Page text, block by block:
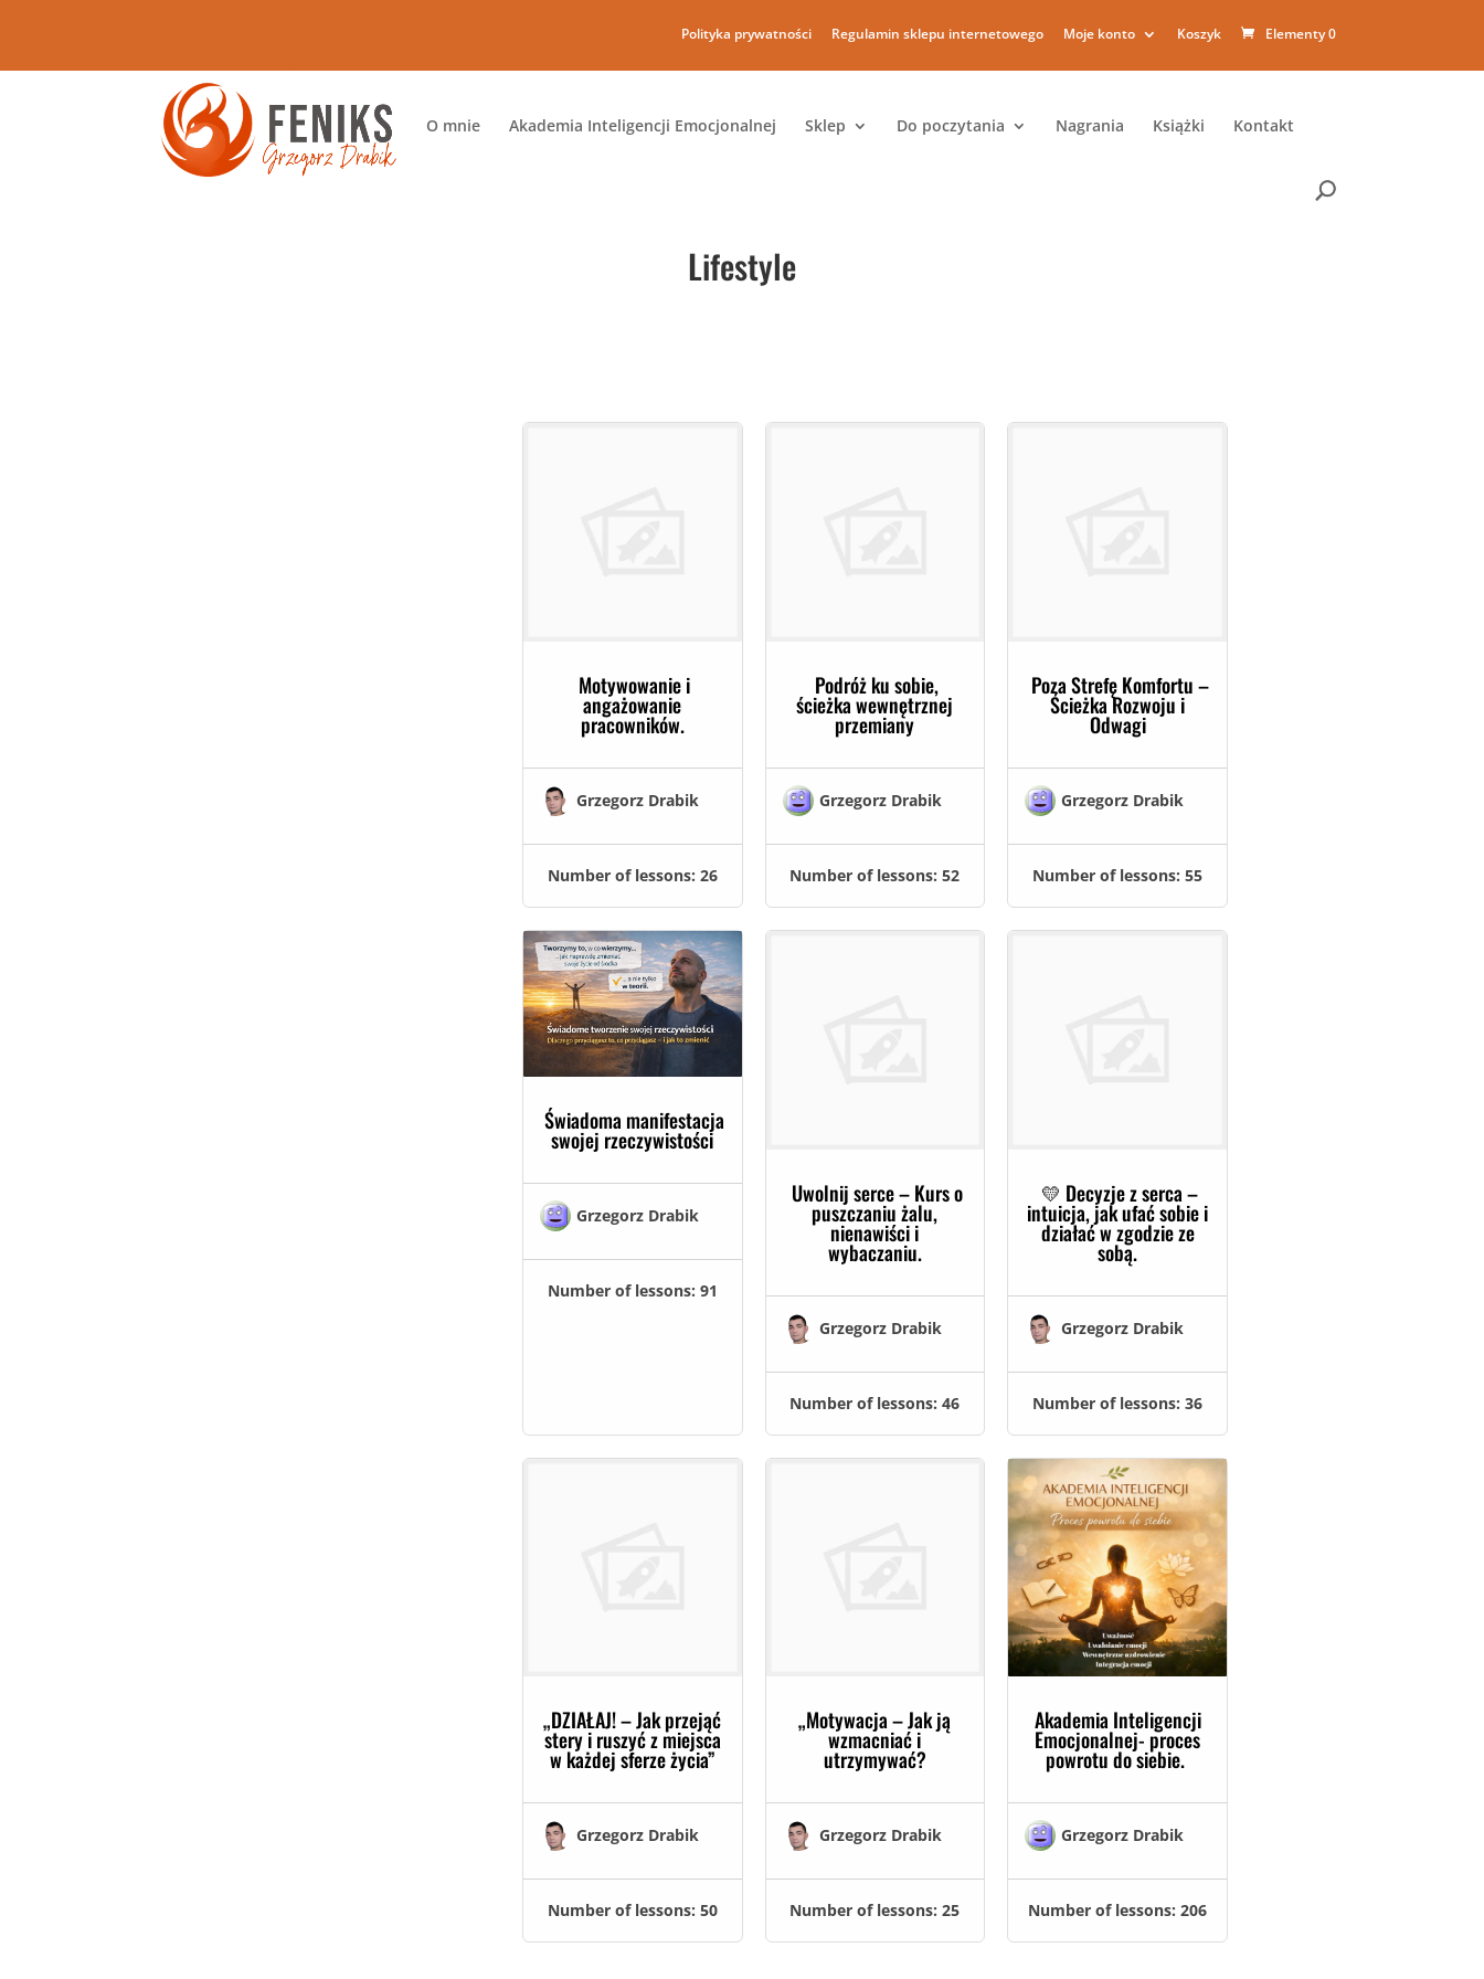
Polityka prywatności Regulamin sklepu internetowego Moje konto Koszyk Elementy 0
O mnie Akademia Inteligencji Emocjonalnej Sklep Do poczytania Nagrania Książki Kontakt
Lifestyle
Motywowanie i
angażowanie
pracowników.
Grzegorz Drabik
Number of lessons: 26
Podróż ku sobie,
ścieżka wewnętrznej
przemiany
Grzegorz Drabik
Number of lessons:52
Poza Strefę Komfortu –
Ścieżka Rozwoju i
Odwagi
Grzegorz Drabik
Number of lessons:55
Świadoma manifestacja
swojej rzeczywistości
Grzegorz Drabik
Number of lessons: 91
Uwolnij serce – Kurs o
puszczaniu żalu,
nienawiści i
wybaczaniu.
Grzegorz Drabik
Number of lessons:46
💛 Decyzje z serca –
intuicja, jak ufać sobie i
działać w zgodzie ze
sobą.
Grzegorz Drabik
Number of lessons:36
„DZIAŁAJ! – Jak przejąć
stery i ruszyć z miejsca
w każdej sferze życia”
Grzegorz Drabik
Number of lessons: 50
„Motywacja – Jak ją
wzmacniać i
utrzymywać?
Grzegorz Drabik
Number of lessons:25
Akademia Inteligencji
Emocjonalnej- proces
powrotu do siebie.
Grzegorz Drabik
Number of lessons:206